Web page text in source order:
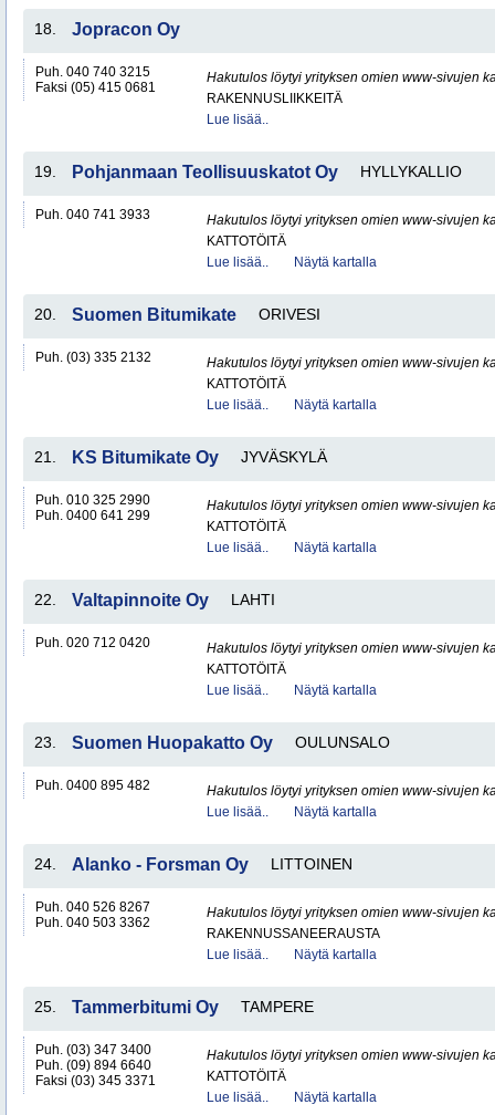
18. Jopracon Oy
Puh. 040 740 3215
Faksi (05) 415 0681
Hakutulos löytyi yrityksen omien www-sivujen
RAKENNUSLIIKKEITÄ
Lue lisää..
19. Pohjanmaan Teollisuuskatot Oy HYLLYKALLIO
Puh. 040 741 3933
Hakutulos löytyi yrityksen omien www-sivujen
KATTOTÖITÄ
Lue lisää..
Näytä kartalla
20. Suomen Bitumikate ORIVESI
Puh. (03) 335 2132
Hakutulos löytyi yrityksen omien www-sivujen
KATTOTÖITÄ
Lue lisää..
Näytä kartalla
21. KS Bitumikate Oy JYVÄSKYLÄ
Puh. 010 325 2990
Puh. 0400 641 299
Hakutulos löytyi yrityksen omien www-sivujen
KATTOTÖITÄ
Lue lisää..
Näytä kartalla
22. Valtapinnoite Oy LAHTI
Puh. 020 712 0420
Hakutulos löytyi yrityksen omien www-sivujen
KATTOTÖITÄ
Lue lisää..
Näytä kartalla
23. Suomen Huopakatto Oy OULUNSALO
Puh. 0400 895 482
Hakutulos löytyi yrityksen omien www-sivujen
Lue lisää..
Näytä kartalla
24. Alanko - Forsman Oy LITTOINEN
Puh. 040 526 8267
Puh. 040 503 3362
Hakutulos löytyi yrityksen omien www-sivujen
RAKENNUSSANEERAUSTA
Lue lisää..
Näytä kartalla
25. Tammerbitumi Oy TAMPERE
Puh. (03) 347 3400
Puh. (09) 894 6640
Faksi (03) 345 3371
Hakutulos löytyi yrityksen omien www-sivujen
KATTOTÖITÄ
Lue lisää..
Näytä kartalla